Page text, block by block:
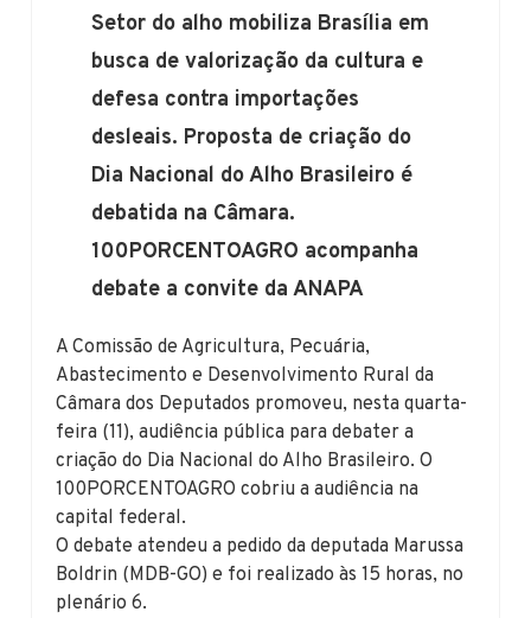
Setor do alho mobiliza Brasília em
busca de valorização da cultura e
defesa contra importações
desleais. Proposta de criação do
Dia Nacional do Alho Brasileiro é
debatida na Câmara.
100PORCENTOAGRO acompanha
debate a convite da ANAPA
A Comissão de Agricultura, Pecuária,
Abastecimento e Desenvolvimento Rural da
Câmara dos Deputados promoveu, nesta quarta-
feira (11), audiência pública para debater a
criação do Dia Nacional do Alho Brasileiro. O
100PORCENTOAGRO cobriu a audiência na
capital federal.
O debate atendeu a pedido da deputada Marussa
Boldrin (MDB-GO) e foi realizado às 15 horas, no
plenário 6.